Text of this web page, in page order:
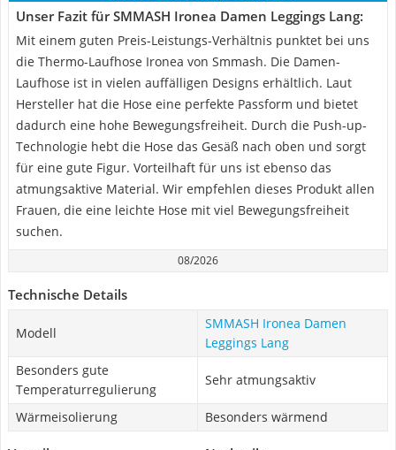
Unser Fazit für SMMASH Ironea Damen Leggings Lang:
Mit einem guten Preis-Leistungs-Verhältnis punktet bei uns
die Thermo-Laufhose Ironea von Smmash. Die Damen-
Laufhose ist in vielen auffälligen Designs erhältlich. Laut
Hersteller hat die Hose eine perfekte Passform und bietet
dadurch eine hohe Bewegungsfreiheit. Durch die Push-up-
Technologie hebt die Hose das Gesäß nach oben und sorgt
für eine gute Figur. Vorteilhaft für uns ist ebenso das
atmungsaktive Material. Wir empfehlen dieses Produkt allen
Frauen, die eine leichte Hose mit viel Bewegungsfreiheit
suchen.
08/2026
Technische Details
Modell
SMMASH Ironea Damen
Leggings Lang
Besonders gute
Temperaturregulierung
Sehr atmungsaktiv
Wärmeisolierung Besonders wärmend